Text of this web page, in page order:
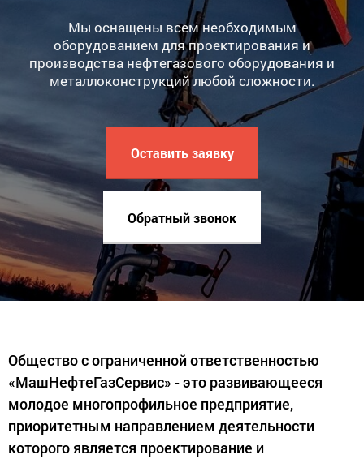
Мы оснащены всем необходимым
оборудованием для проектирования и
производства нефтегазового оборудования и
металлоконструкций любой сложности.
Оставить заявку
Обратный звонок
Общество с ограниченной ответственностью
«МашНефтеГазСервис» - это развивающееся
молодое многопрофильное предприятие,
приоритетным направлением деятельности
которого является проектирование и